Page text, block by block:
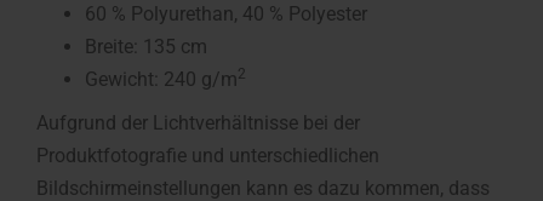
60 % Polyurethan, 40 % Polyester
Breite: 135 cm
Gewicht: 240 g/m2
Aufgrund der Lichtverhältnisse bei der
Produktfotografie und unterschiedlichen
Bildschirmeinstellungen kann es dazu kommen, dass